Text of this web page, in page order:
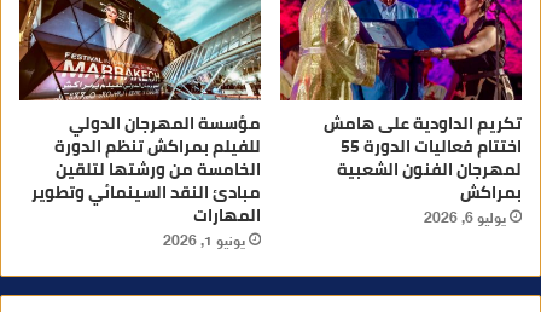
تكريم الداودية على هامش
اختتام فعاليات الدورة 55
لمهرجان الفنون الشعبية
بمراكش
يوليو 6, 2026
مؤسسة المهرجان الدولي
للفيلم بمراكش تنظم الدورة
الخامسة من ورشتها لتلقين
مبادئ النقد السينمائي وتطوير
المهارات
يونيو 1, 2026